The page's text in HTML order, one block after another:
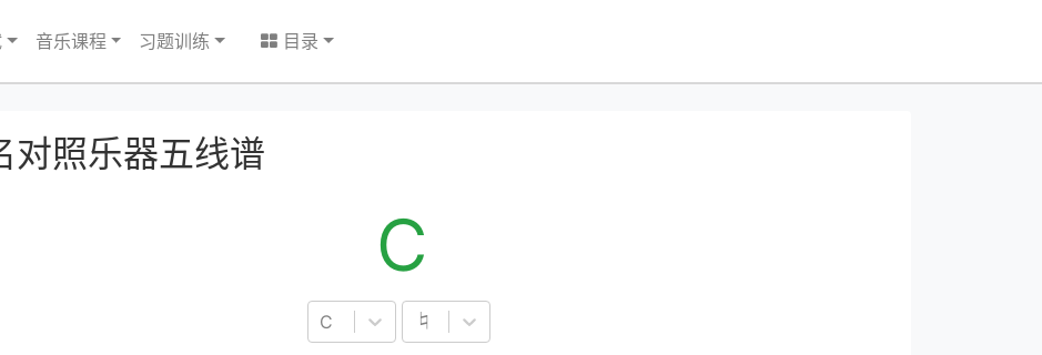
音乐课程 习题训练 目录
对照乐器五线谱
C
C ♮